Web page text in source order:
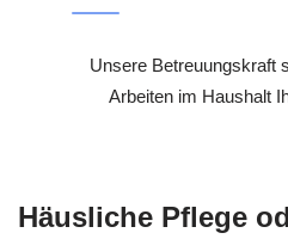
Unsere Betreuungskraft
Arbeiten im Haushalt
Häusliche Pflege